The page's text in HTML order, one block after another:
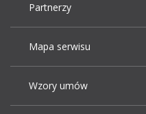
Partnerzy
Mapa serwisu
Wzory umów